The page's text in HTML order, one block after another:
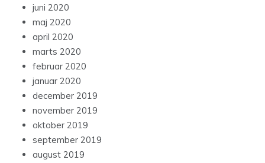
juni 2020
maj 2020
april 2020
marts 2020
februar 2020
januar 2020
december 2019
november 2019
oktober 2019
september 2019
august 2019